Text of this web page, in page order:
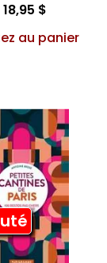
18,95 $
au panier